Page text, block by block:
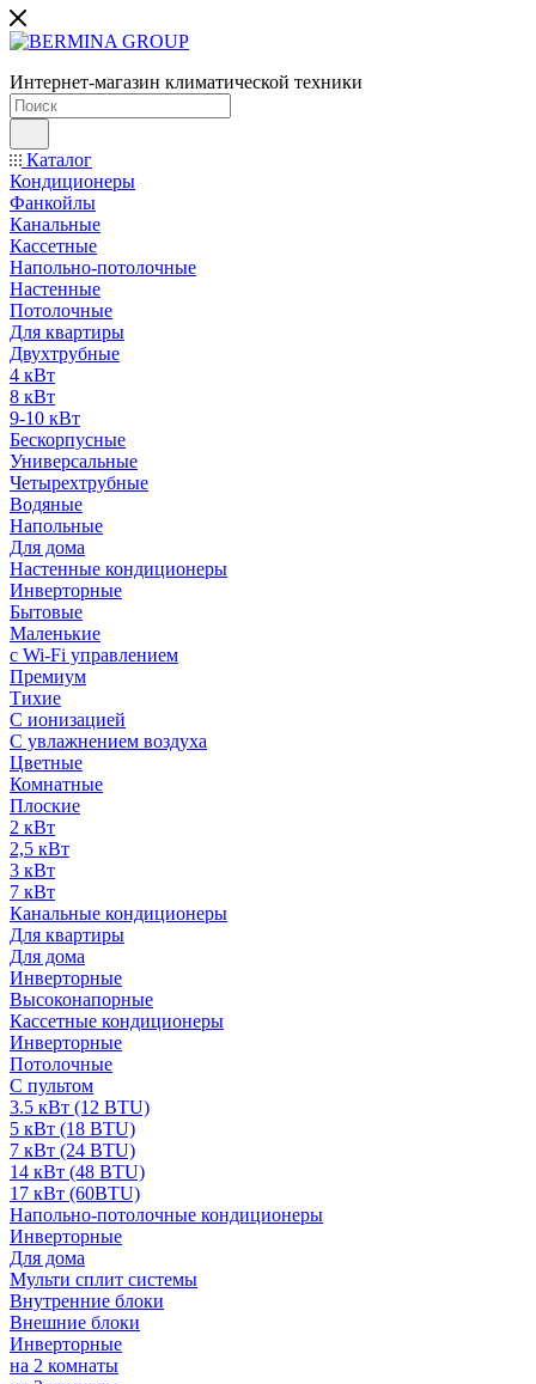
Интернет-магазин климатической техники
Каталог
Кондиционеры
Фанкойлы
Канальные
Кассетные
Напольно-потолочные
Настенные
Потолочные
Для квартиры
Двухтрубные
4 кВт
8 кВт
9-10 кВт
Бескорпусные
Универсальные
Четырехтрубные
Водяные
Напольные
Для дома
Настенные кондиционеры
Инверторные
Бытовые
Маленькие
с Wi-Fi управлением
Премиум
Тихие
С ионизацией
С увлажнением воздуха
Цветные
Комнатные
Плоские
2 кВт
2,5 кВт
3 кВт
7 кВт
Канальные кондиционеры
Для квартиры
Для дома
Инверторные
Высоконапорные
Кассетные кондиционеры
Инверторные
Потолочные
С пультом
3.5 кВт (12 BTU)
5 кВт (18 BTU)
7 кВт (24 BTU)
14 кВт (48 BTU)
17 кВт (60BTU)
Напольно-потолочные кондиционеры
Инверторные
Для дома
Мульти сплит системы
Внутренние блоки
Внешние блоки
Инверторные
на 2 комнаты